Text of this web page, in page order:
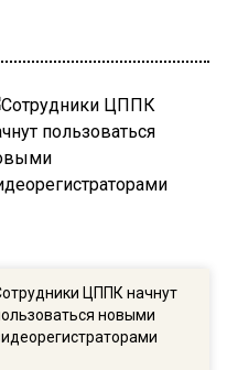
ЦППК начнут
новыми